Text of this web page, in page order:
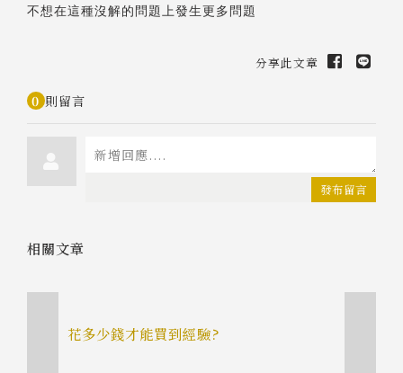
不想在這種沒解的問題上發生更多問題
分享此文章
0 則留言
發布留言
相關文章
花多少錢才能買到經驗?